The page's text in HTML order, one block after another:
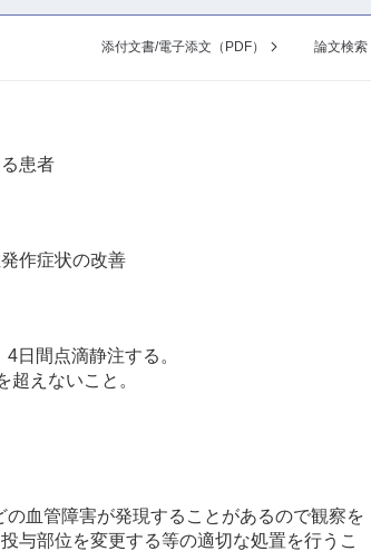
添付文書/電子添文（PDF） 論文検索
患者
作症状の改善
日間点滴静注する。
えないこと。
血管障害が発現することがあるので観察を
与部位を変更する等の適切な処置を行うこ